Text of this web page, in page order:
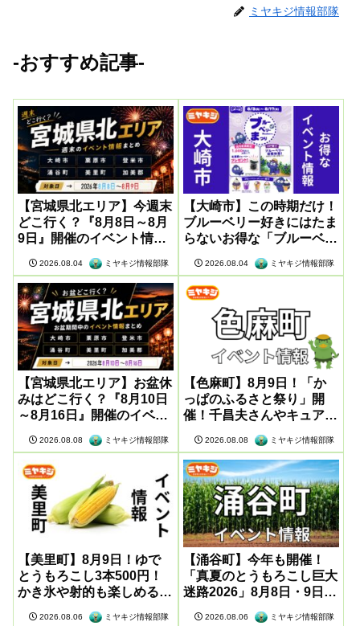
ミヤキジ情報部隊
-おすすめ記事-
【宮城県北エリア】今週末
どこ行く？『8月8日～8月
9日』開催のイベント情報
2026.08.04 ミヤキジ情報部隊
【大崎市】この時期だけ！
ブルーベリー好きにはたま
らないお得な「ブルーベリ
2026.08.04 ミヤキジ情報部隊
【宮城県北エリア】お盆休
みはどこ行く？『8月10日
～8月16日』開催のイベン
2026.08.08 ミヤキジ情報部隊
【色麻町】8月9日！「か
っぱのふるさと祭り」開
催！千昌夫さんやキュアア
2026.08.08 ミヤキジ情報部隊
【美里町】8月9日！ゆで
とうもろこし3本500円！
かき氷や射的も楽しめる感
2026.08.06 ミヤキジ情報部隊
【涌谷町】今年も開催！
「真夏のとうもろこし巨大
迷路2026」8月8日・9日に
2026.08.06 ミヤキジ情報部隊